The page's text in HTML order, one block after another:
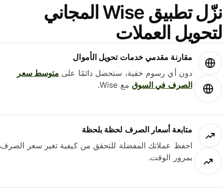
نزّل تطبيق Wise المجاني
العملات
مقارنة مقدمي خدمات تحويل الأموال
دون أي رسوم خفية، ستحصل دائمًا علىمتوسط ​​سعر
الصرف في السوقمع Wise.
متابعة أسعار الصرف لحظة بلحظة
احفظ عملاتك المفضلة للتحقق من كيفية تغير سعر الصرف
بمرور الوقت.